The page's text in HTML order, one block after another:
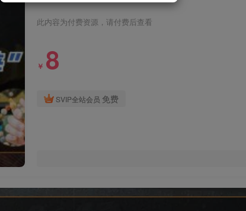
此内容为付费资源，请付费后查看
￥ 8
SVIP全站会员 免费